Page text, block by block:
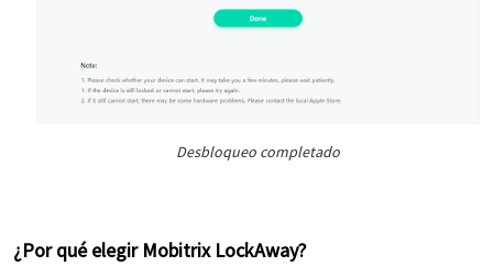
Desbloqueo completado
¿Por qué elegir Mobitrix LockAway?